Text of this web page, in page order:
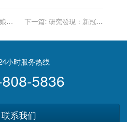
取
下一篇: 研究發現：新冠病
數月
小时服务热线
5836
联系我们